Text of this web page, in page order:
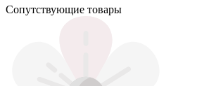
Сопутствующие товары